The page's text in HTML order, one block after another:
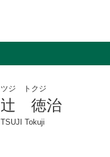
ツジ トクジ
辻 徳治
TSUJI Tokuji